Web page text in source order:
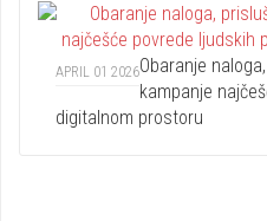
APRIL 01 2026Obaranje
kampanje
digitalnom prostoru